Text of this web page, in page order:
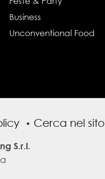
Business
Unconventional Food
Cerca nel sito
S.r.l.